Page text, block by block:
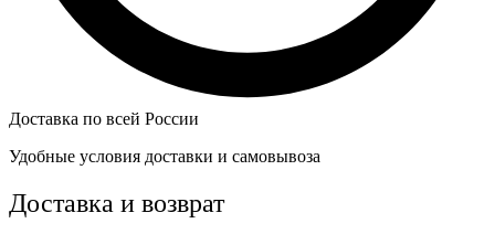
Доставка по всей России
Удобные условия доставки и самовывоза
Доставка и возврат